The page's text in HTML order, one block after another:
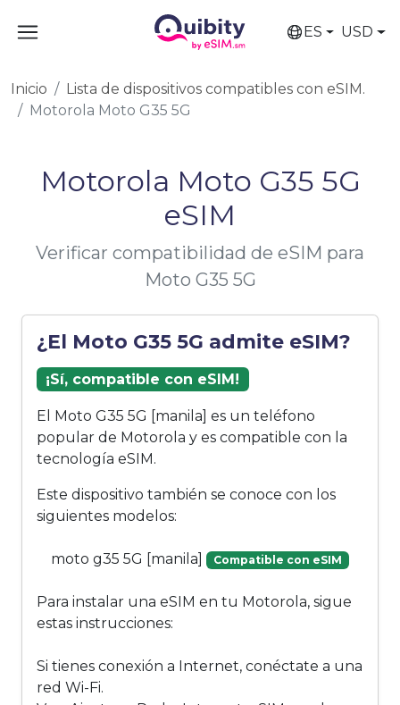
ES USD
Inicio
Lista de dispositivos compatibles con eSIM.
Motorola Moto G35 5G
Motorola Moto G35 5G
eSIM
Verificar compatibilidad de eSIM para
Moto G35 5G
¿El Moto G35 5G admite eSIM?
¡Sí, compatible con eSIM!
El Moto G35 5G [manila] es un teléfono
popular de Motorola y es compatible con la
tecnología eSIM.
Este dispositivo también se conoce con los
siguientes modelos:
moto g35 5G [manila] Compatible con eSIM
Para instalar una eSIM en tu Motorola, sigue
estas instrucciones:
Si tienes conexión a Internet, conéctate a una
red Wi-Fi.